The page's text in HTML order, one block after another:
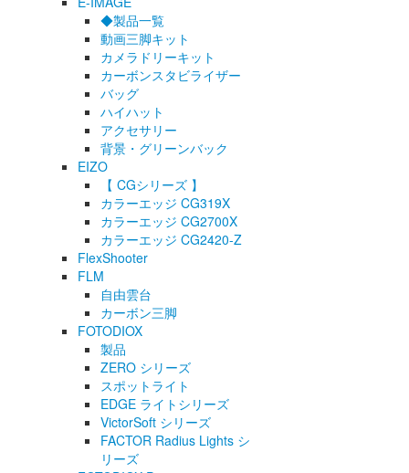
◆製品一覧
動画三脚キット
カメラドリーキット
カーボンスタビライザー
バッグ
ハイハット
アクセサリー
背景・グリーンバック
EIZO
【 CGシリーズ 】
カラーエッジ CG319X
カラーエッジ CG2700X
カラーエッジ CG2420-Z
FlexShooter
FLM
自由雲台
カーボン三脚
FOTODIOX
製品
ZERO シリーズ
スポットライト
EDGE ライトシリーズ
VictorSoft シリーズ
FACTOR Radius Lights シ
リーズ